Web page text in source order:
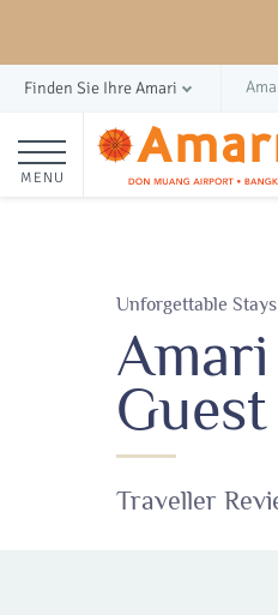
Finden Sie Ihre Amari
MENU
Unforgettable
Traveller